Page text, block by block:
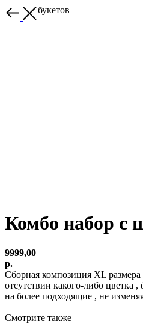
Больше букетов
Комбо набор с
9999,00
р.
Сборная композиция XL
отсутствии какого-либо цветка
на более подходящие , не
Смотрите также